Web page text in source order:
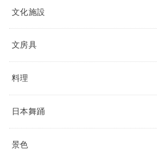
文化施設
文房具
料理
日本舞踊
景色